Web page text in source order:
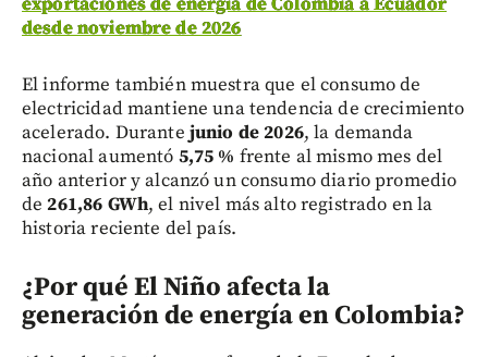
desde noviembre de 2026
El informe también muestra que el consumo de
electricidad mantiene una tendencia de crecimiento
acelerado. Durante junio de 2026, la demanda
nacional aumentó 5,75 % frente al mismo mes del
año anterior y alcanzó un consumo diario promedio
de261,86 GWh, el nivel más alto registrado en la
historia reciente del país.
¿Por qué El Niño afecta la
generación de energía en Colombia?